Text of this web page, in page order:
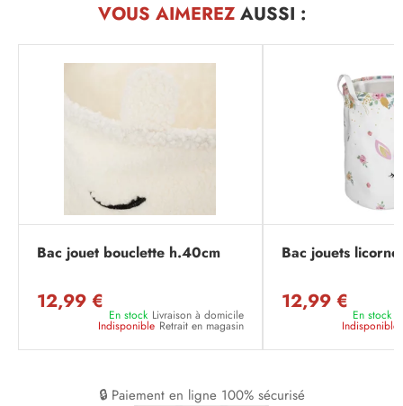
VOUS AIMEREZAUSSI :
Bac jouet bouclette h.40cm
12,99 €
En stock Livraison à domicile
Indisponible Retrait en magasin
Bac jouets licorne
12,99 €
En stock
Indisponible
🔒 Paiement en ligne 100% sécurisé